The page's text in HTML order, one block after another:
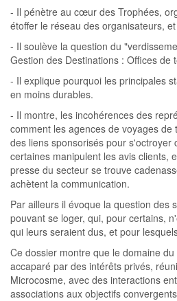
- Il pénètre au cœur des Trophées,
étoffer le réseau des organisateurs,
- Il soulève la question du
Gestion des Destinations : Offices de
- Il explique pourquoi les principales
en moins durables.
- Il montre, les incohérences des
comment les agences de voyages de
des liens sponsorisés pour s'octroyer
certaines manipulent les avis clients,
presse du secteur se trouve
achètent la communication.
Par ailleurs il évoque la question des
pouvant se loger, qui, pour certains,
qui leurs seraient dus, et pour
Ce dossier montre que le domaine
accaparé par des intérêts privés,
Microcosme, avec des interactions
associations aux objectifs